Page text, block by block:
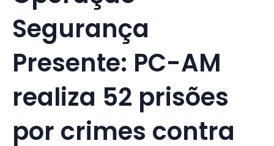
Segurança
Presente: PC-AM
realiza 52 prisões
por crimes contra